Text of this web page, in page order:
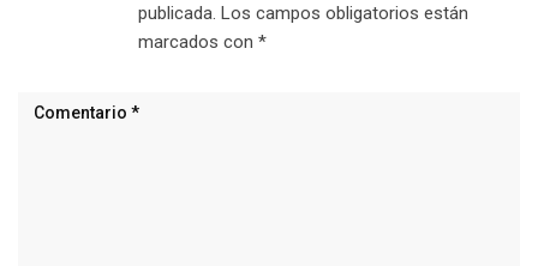
publicada. Los campos obligatorios están
marcados con *